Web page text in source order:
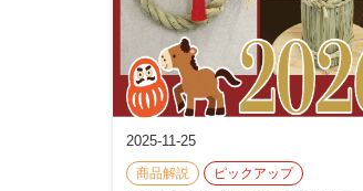
2025-11-25
商品解説 ピックアップ